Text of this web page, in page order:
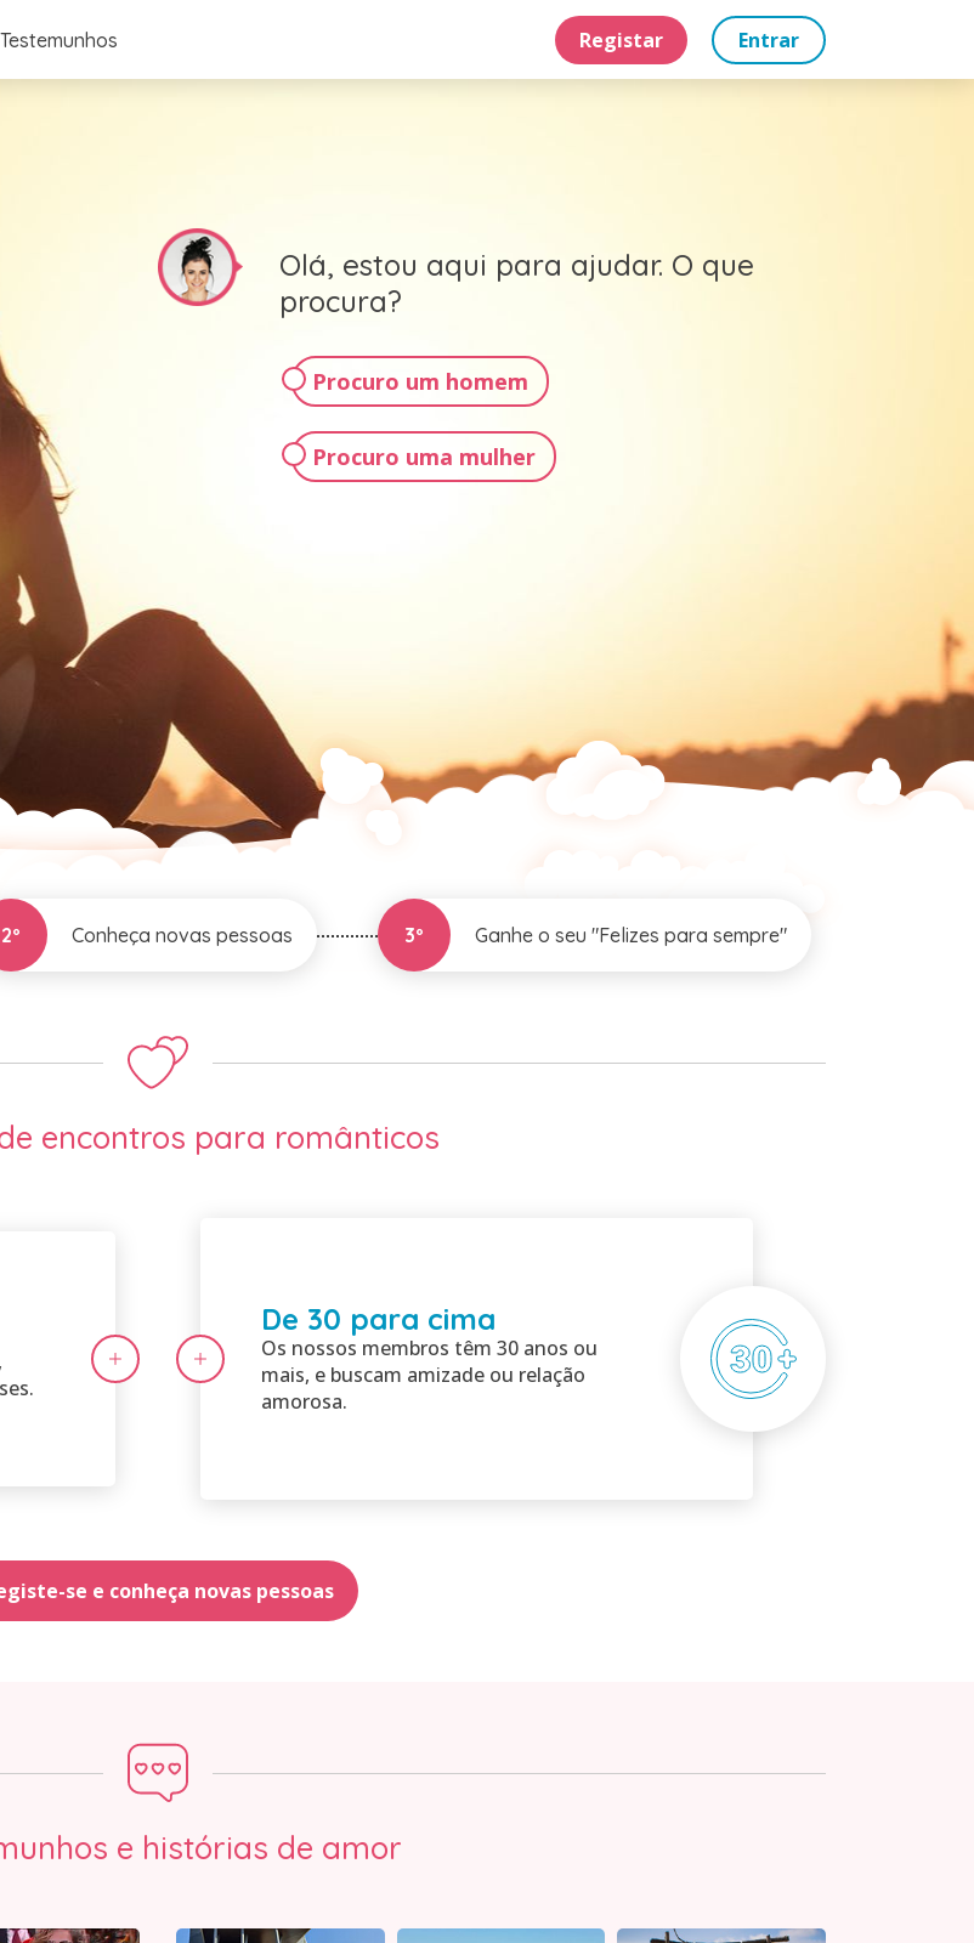
Testemunhos Registar Entrar
Olá, estou aqui para ajudar. O que
procura?
Procuro um homem
Procuro uma mulher
2º Conheça novas pessoas 3º Ganhe o seu "Felizes para sempre"
encontros para românticos
De 30 para cima
Os nossos membros têm 30 anos ou
mais, e buscam amizade ou relação
amorosa.
se e conheça novas pessoas
e histórias de amor